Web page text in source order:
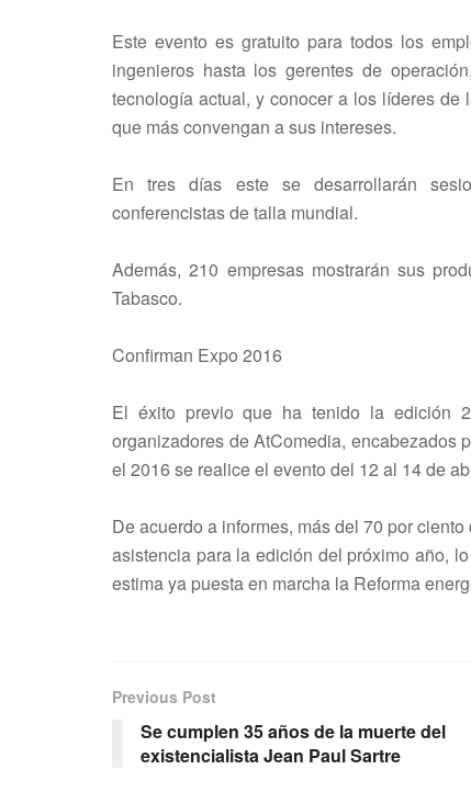
Este evento es gratuito para todos los
ingenieros hasta los gerentes de
tecnología actual, y conocer a los líderes
que más convengan a sus intereses.
En tres días este se desarrollarán
conferencistas de talla mundial.
Además, 210 empresas mostrarán sus
Tabasco.
Confirman Expo 2016
El éxito previo que ha tenido la edición
organizadores de AtComedia, encabezados
el 2016 se realice el evento del 12 al 14 de
De acuerdo a informes, más del 70 por
asistencia para la edición del próximo año,
estima ya puesta en marcha la Reforma
Previous Post
Se cumplen 35 años de la muerte del
existencialista Jean Paul Sartre